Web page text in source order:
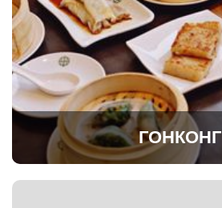
ГОНКОНГ